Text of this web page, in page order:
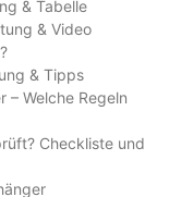
& Tabelle
& Video
& Tipps
– Welche Regeln
Checkliste und